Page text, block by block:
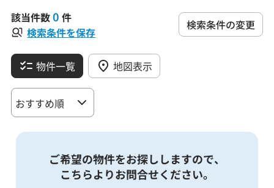
該当件数0 件
検索条件を保存
検索条件の変更
物件一覧 地図表示
ご希望の物件をお探ししますので、
こちらよりお問合せください。